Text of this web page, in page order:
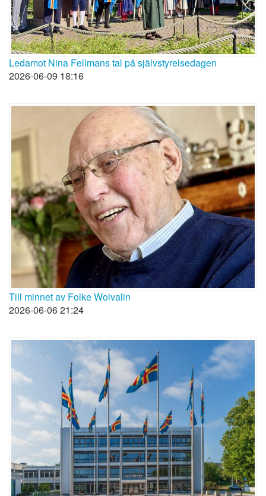
Ledamot Nina Fellmans tal på självstyrelsedagen
2026-06-09 18:16
Till minnet av Folke Woivalin
2026-06-06 21:24